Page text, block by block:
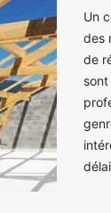
Un
des
de